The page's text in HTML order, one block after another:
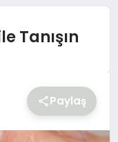
Tanışın
Paylaş